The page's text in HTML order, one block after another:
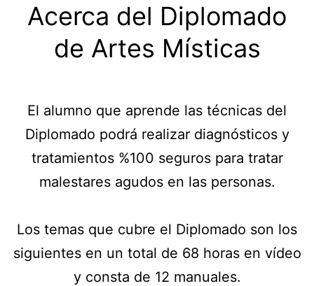
Acerca del Diplomado
de Artes Místicas
El alumno que aprende las técnicas del
Diplomado podrá realizar diagnósticos y
tratamientos %100 seguros para tratar
malestares agudos en las personas.
Los temas que cubre el Diplomado son los
siguientes en un total de 68 horas en vídeo
y consta de 12 manuales.